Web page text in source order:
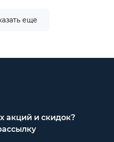
еще
акций и скидок?